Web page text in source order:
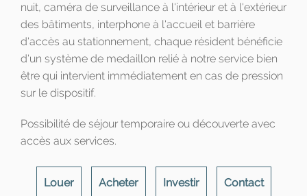
nuit, caméra de surveillance à l'intérieur et à l'extérieur
des bâtiments, interphone à l'accueil et barrière
d'accès au stationnement, chaque résident bénéficie
d'un système de medaillon relié à notre service bien
être qui intervient immédiatement en cas de pression
sur le dispositif.
Possibilité de séjour temporaire ou découverte avec
accès aux services.
Louer Acheter Investir Contact